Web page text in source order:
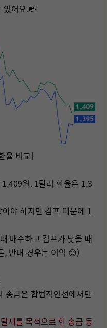
있어요.💸
율 비교]
원. 1달러 환율은 1,3
야 하지만 김프 때문에 1
매수하고 김프가 낮을 때
, 반대 경우는 이익 😊)
송금은 합법적인선에서만
세를 목적으로 한 송금 등